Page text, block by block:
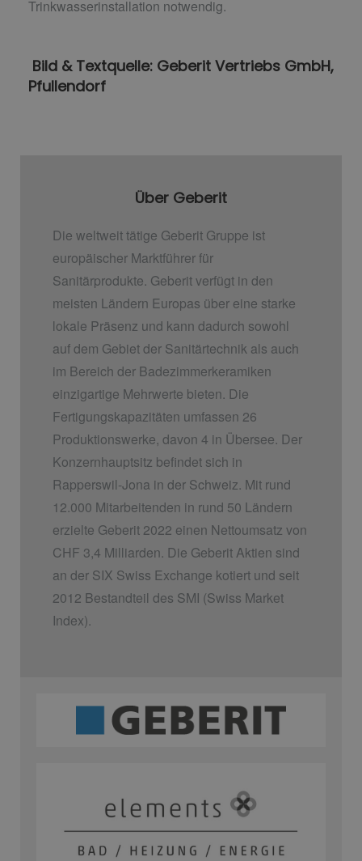
Trinkwasserinstallation notwendig.
Bild & Textquelle: Geberit Vertriebs GmbH,
Pfullendorf
Über Geberit
Die weltweit tätige Geberit Gruppe ist
europäischer Marktführer für
Sanitärprodukte. Geberit verfügt in den
meisten Ländern Europas über eine starke
lokale Präsenz und kann dadurch sowohl
auf dem Gebiet der Sanitärtechnik als auch
im Bereich der Badezimmerkeramiken
einzigartige Mehrwerte bieten. Die
Fertigungskapazitäten umfassen 26
Produktionswerke, davon 4 in Übersee. Der
Konzernhauptsitz befindet sich in
Rapperswil-Jona in der Schweiz. Mit rund
12.000 Mitarbeitenden in rund 50 Ländern
erzielte Geberit 2022 einen Nettoumsatz von
CHF 3,4 Milliarden. Die Geberit Aktien sind
an der SIX Swiss Exchange kotiert und seit
2012 Bestandteil des SMI (Swiss Market
Index).